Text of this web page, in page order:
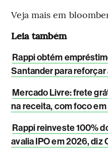
Veja mais em
Leia também
Rappi obtém
Santander para reforçar
Mercado Livre: frete
na receita, com foco
Rappi reinveste 100%
avalia IPO em 2026, diz